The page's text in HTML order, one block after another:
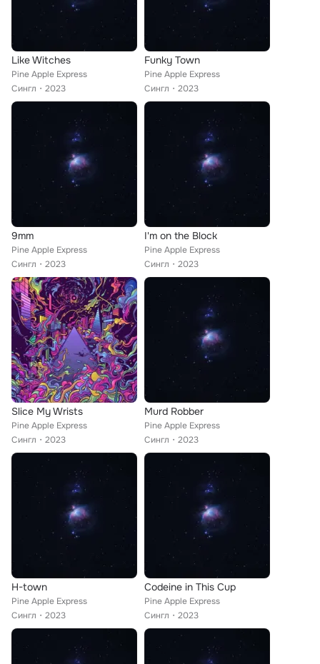
Like Witches
Pine Apple Express
Сингл
2023
Funky Town
Pine Apple Express
Сингл
2023
9mm
Pine Apple Express
Сингл
2023
I'm on the Block
Pine Apple Express
Сингл
2023
Slice My Wrists
Pine Apple Express
Сингл
2023
Murd Robber
Pine Apple Express
Сингл
2023
H-town
Pine Apple Express
Сингл
2023
Codeine in This Cup
Pine Apple Express
Сингл
2023